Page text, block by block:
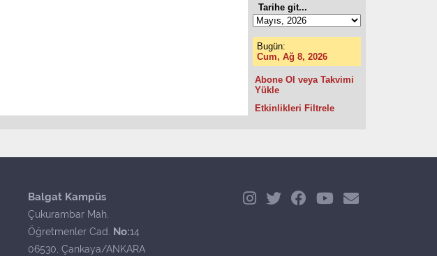
Tarihe git...
Bugün:
Cum, Ağ 8, 2026
Abone Ol veya Takvimi
Yükle
Etkinlikleri Filtrele
Balgat Kampüs
Çukurambar Mah.
Öğretmenler Cad. No:14
06530, Çankaya/ANKARA